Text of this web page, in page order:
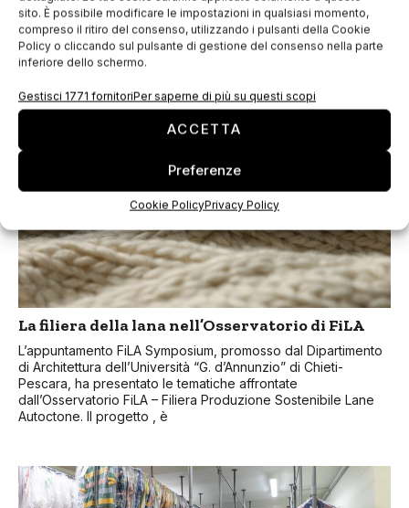
sito. È possibile modificare le impostazioni in qualsiasi momento,
compreso il ritiro del consenso, utilizzando i pulsanti della Cookie
Policy o cliccando sul pulsante di gestione del consenso nella parte
inferiore dello schermo.
Gestisci 1771 fornitoriPer saperne di più su questi scopi
ACCETTA
Preferenze
Cookie PolicyPrivacy Policy
Per una settimana, negli spazi del Parlamento Europeo a
Bruxelles, sono state esposte 27 stampe che raccontavano il
rapporto fra la tradizione tessile e l’innovazione industriale.
La mostra esalta il
La filiera della lana nell’Osservatorio di FiLA
L’appuntamento FiLA Symposium, promosso dal Dipartimento
di Architettura dell’Università “G. d’Annunzio” di Chieti-
Pescara, ha presentato le tematiche affrontate
dall’Osservatorio FiLA – Filiera Produzione Sostenibile Lane
Autoctone. Il progetto , è